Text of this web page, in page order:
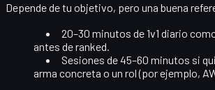
Depende de tu objetivo, pero una buena
20–30 minutos de 1v1 diario
antes de ranked.
Sesiones de 45–60 minutos si
arma concreta o un rol (por ejemplo,